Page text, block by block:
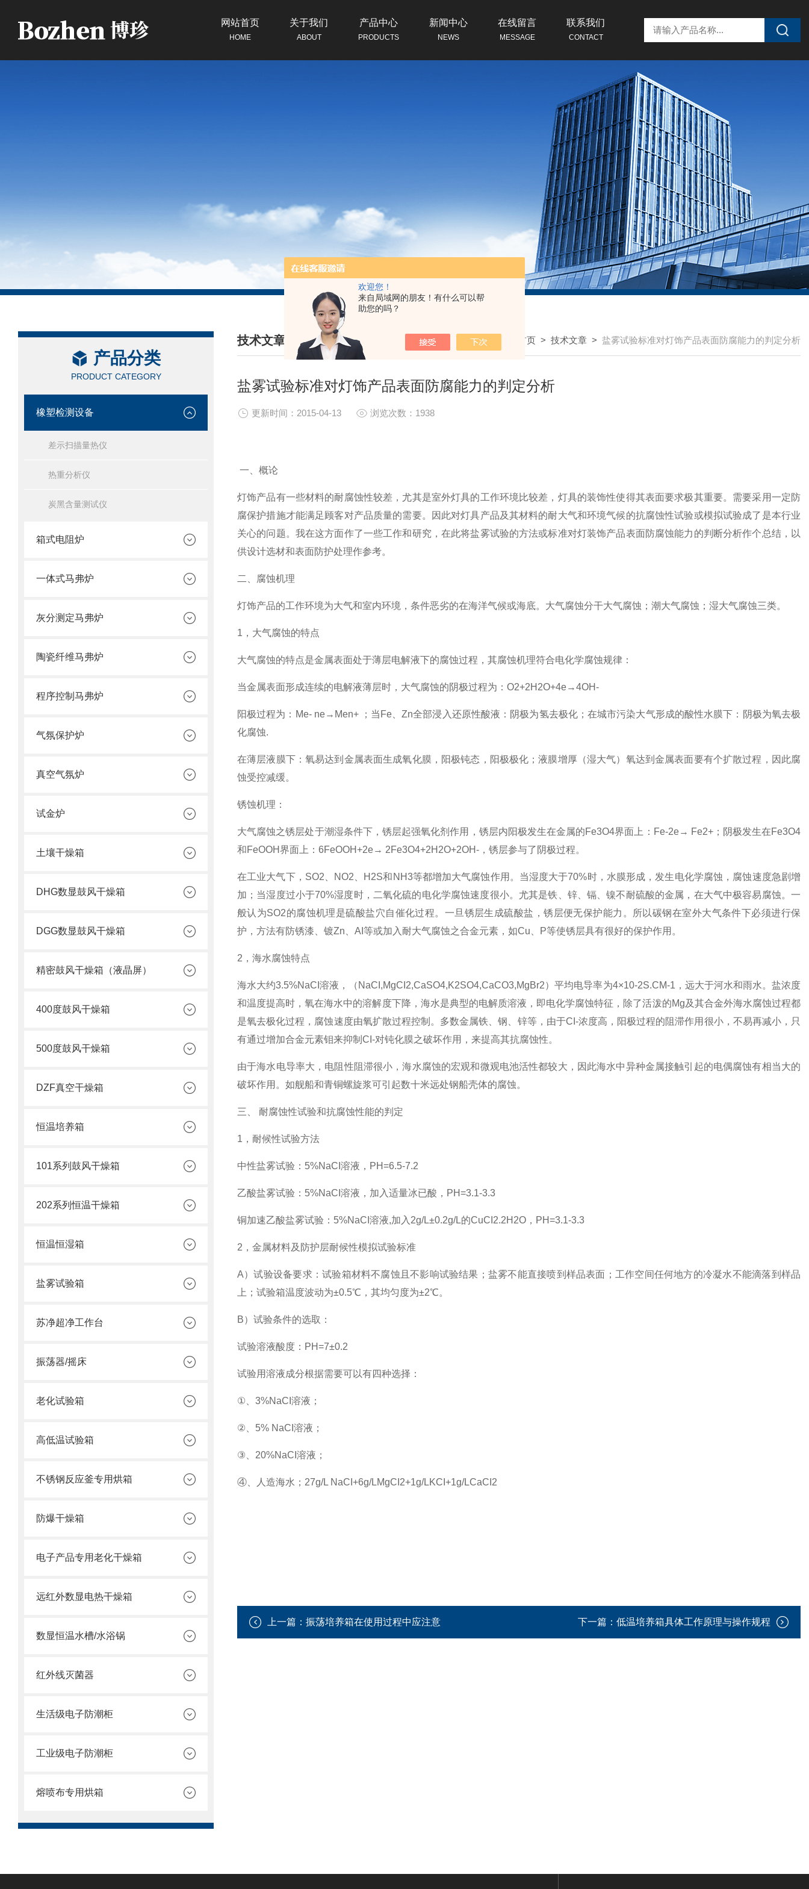
欢迎您！
来自局域网的朋友！有什么可以帮
助您的吗？
网站首页
HOME
关于我们
ABOUT
产品中心
PRODUCTS
新闻中心
NEWS
在线留言
MESSAGE
联系我们
CONTACT
产品分类
PRODUCT CATEGORY
橡塑检测设备
差示扫描量热仪
热重分析仪
炭黑含量测试仪
箱式电阻炉
一体式马弗炉
灰分测定马弗炉
陶瓷纤维马弗炉
程序控制马弗炉
气氛保护炉
真空气氛炉
试金炉
土壤干燥箱
DHG数显鼓风干燥箱
DGG数显鼓风干燥箱
精密鼓风干燥箱（液晶屏）
400度鼓风干燥箱
500度鼓风干燥箱
DZF真空干燥箱
恒温培养箱
101系列鼓风干燥箱
202系列恒温干燥箱
恒温恒湿箱
盐雾试验箱
苏净超净工作台
振荡器/摇床
老化试验箱
高低温试验箱
不锈钢反应釜专用烘箱
防爆干燥箱
电子产品专用老化干燥箱
远红外数显电热干燥箱
数显恒温水槽/水浴锅
红外线灭菌器
生活级电子防潮柜
工业级电子防潮柜
熔喷布专用烘箱
技术文章
/ TECHNICAL ARTICLES
我的位置： 首页 > 技术文章 > 盐雾试验标准对灯饰产品表面防腐能力的判定分析
盐雾试验标准对灯饰产品表面防腐能力的判定分析
更新时间：2015-04-13 浏览次数：1938
一、概论
灯饰产品有一些材料的耐腐蚀性较差，尤其是室外灯具的工作环境比较差，灯具的装饰性使得其表面要求极其重要。需要采用一定防
腐保护措施才能满足顾客对产品质量的需要。因此对灯具产品及其材料的耐大气和环境气候的抗腐蚀性试验或模拟试验成了是本行业
关心的问题。我在这方面作了一些工作和研究，在此将盐雾试验的方法或标准对灯装饰产品表面防腐蚀能力的判断分析作个总结，以
供设计选材和表面防护处理作参考。
二、腐蚀机理
灯饰产品的工作环境为大气和室内环境，条件恶劣的在海洋气候或海底。大气腐蚀分干大气腐蚀；潮大气腐蚀；湿大气腐蚀三类。
1，大气腐蚀的特点
大气腐蚀的特点是金属表面处于薄层电解液下的腐蚀过程，其腐蚀机理符合电化学腐蚀规律：
当金属表面形成连续的电解液薄层时，大气腐蚀的阴极过程为：O2+2H2O+4e→4OH-
阳极过程为：Me- ne→Men+ ；当Fe、Zn全部浸入还原性酸液：阴极为氢去极化；在城市污染大气形成的酸性水膜下：阴极为氧去极
化腐蚀.
在薄层液膜下：氧易达到金属表面生成氧化膜，阳极钝态，阳极极化；液膜增厚（湿大气）氧达到金属表面要有个扩散过程，因此腐
蚀受控减缓。
锈蚀机理：
大气腐蚀之锈层处于潮湿条件下，锈层起强氧化剂作用，锈层内阳极发生在金属的Fe3O4界面上：Fe-2e→ Fe2+；阴极发生在Fe3O4
和FeOOH界面上：6FeOOH+2e→ 2Fe3O4+2H2O+2OH-，锈层参与了阴极过程。
在工业大气下，SO2、NO2、H2S和NH3等都增加大气腐蚀作用。当湿度大于70%时，水膜形成，发生电化学腐蚀，腐蚀速度急剧增
加；当湿度过小于70%湿度时，二氧化硫的电化学腐蚀速度很小。尤其是铁、锌、镉、镍不耐硫酸的金属，在大气中极容易腐蚀。一
般认为SO2的腐蚀机理是硫酸盐穴自催化过程。一旦锈层生成硫酸盐，锈层便无保护能力。所以碳钢在室外大气条件下必须进行保
护，方法有防锈漆、镀Zn、AI等或加入耐大气腐蚀之合金元素，如Cu、P等使锈层具有很好的保护作用。
2，海水腐蚀特点
海水大约3.5%NaCI溶液，（NaCI,MgCI2,CaSO4,K2SO4,CaCO3,MgBr2）平均电导率为4×10-2S.CM-1，远大于河水和雨水。盐浓度
和温度提高时，氧在海水中的溶解度下降，海水是典型的电解质溶液，即电化学腐蚀特征，除了活泼的Mg及其合金外海水腐蚀过程都
是氧去极化过程，腐蚀速度由氧扩散过程控制。多数金属铁、钢、锌等，由于CI-浓度高，阳极过程的阻滞作用很小，不易再减小，只
有通过增加合金元素钼来抑制CI-对钝化膜之破坏作用，来提高其抗腐蚀性。
由于海水电导率大，电阻性阻滞很小，海水腐蚀的宏观和微观电池活性都较大，因此海水中异种金属接触引起的电偶腐蚀有相当大的
破坏作用。如舰船和青铜螺旋浆可引起数十米远处钢船壳体的腐蚀。
三、 耐腐蚀性试验和抗腐蚀性能的判定
1，耐候性试验方法
中性盐雾试验：5%NaCI溶液，PH=6.5-7.2
乙酸盐雾试验：5%NaCI溶液，加入适量冰已酸，PH=3.1-3.3
铜加速乙酸盐雾试验：5%NaCI溶液,加入2g/L±0.2g/L的CuCI2.2H2O，PH=3.1-3.3
2，金属材料及防护层耐候性模拟试验标准
A）试验设备要求：试验箱材料不腐蚀且不影响试验结果；盐雾不能直接喷到样品表面；工作空间任何地方的冷凝水不能滴落到样品
上；试验箱温度波动为±0.5℃，其均匀度为±2℃。
B）试验条件的选取：
试验溶液酸度：PH=7±0.2
试验用溶液成分根据需要可以有四种选择：
①、3%NaCI溶液；
②、5% NaCI溶液；
③、20%NaCI溶液；
④、人造海水；27g/L NaCI+6g/LMgCI2+1g/LKCI+1g/LCaCI2
上一篇： 振荡培养箱在使用过程中应注意 下一篇： 低温培养箱具体工作原理与操作规程